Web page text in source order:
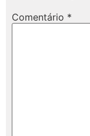
Comentário *